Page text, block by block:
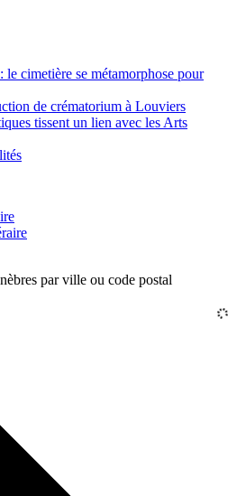
le cimetière se métamorphose pour
de crématorium à Louviers
tissent un lien avec les Arts
par ville ou code postal